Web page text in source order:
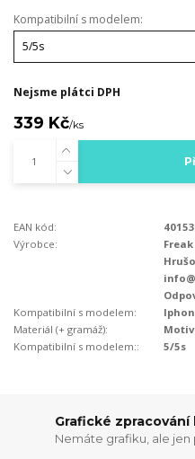
Kompatibilní s modelem:
Nejsme plátci DPH
339 Kč/ks
EAN kód:
Výrobce:
Kompatibilní s modelem:
Materiál (+ gramáž):
Kompatibilní s modelem::
5/5s
Grafické zpracování
Nemáte grafiku, ale jen